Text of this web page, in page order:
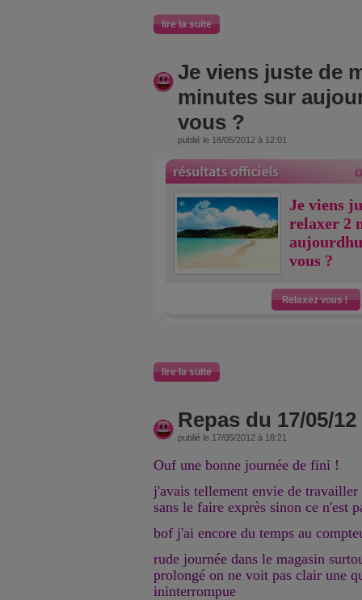
lire la suite
Je viens juste de
minutes sur
vous ?
publié le 18/05/2012 à 12:01
Je viens
relaxer 2
vous ?
lire la suite
Repas du 17/05/12
publié le 17/05/2012 à 18:21
Ouf une bonne journée de fini !
j'avais tellement envie de
sans le faire exprès sinon ce n'est
bof j'ai encore du temps au
rude journée dans le magasin
prolongé on ne voit pas clair une
ininterrompue